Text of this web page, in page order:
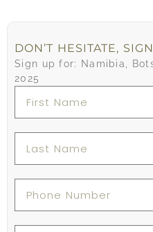
DON’T HESITATE,
Sign up for: Namibia,
2025